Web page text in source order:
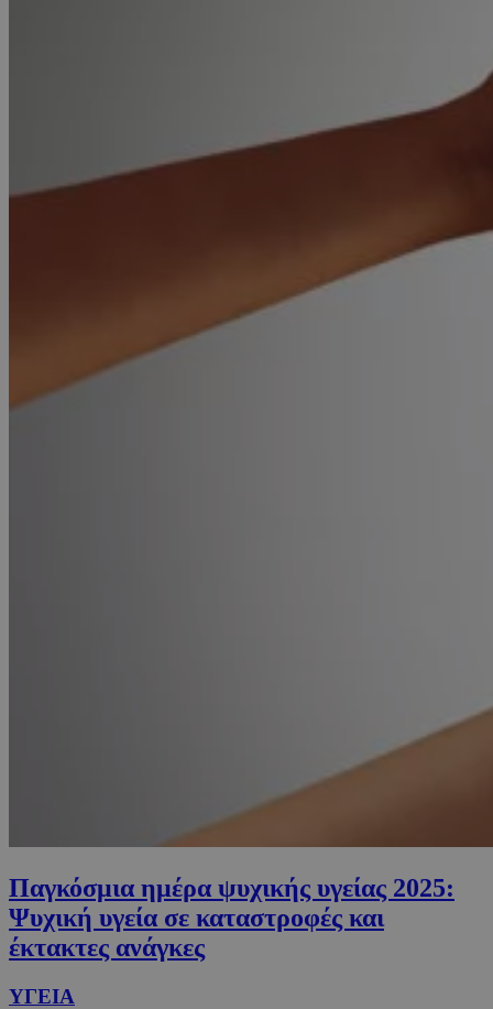
Παγκόσμια ημέρα ψυχικής υγείας 2025:
Ψυχική υγεία σε καταστροφές και
έκτακτες ανάγκες
ΥΓΕΙΑ